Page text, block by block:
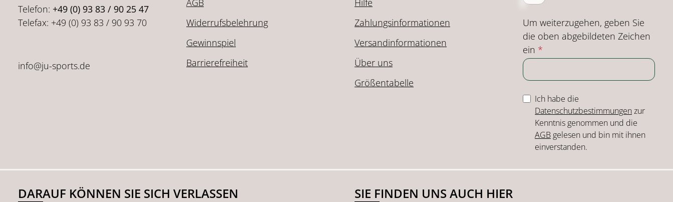
Telefon: +49 (0) 93 83 / 90 25 47
Telefax: +49 (0) 93 83 / 90 93 70
info@ju-sports.de
AGB
Widerrufsbelehrung
Gewinnspiel
Barrierefreiheit
Hilfe
Zahlungsinformationen
Versandinformationen
Über uns
Größentabelle
Um weiterzugehen, geben Sie
die oben abgebildeten Zeichen
ein *
Ich habe die
Datenschutzbestimmungenzur
Kenntnis genommen und die
AGB gelesen und bin mit ihnen
einverstanden.
DARAUF KÖNNEN SIE SICH VERLASSEN SIE FINDEN UNS AUCH HIER